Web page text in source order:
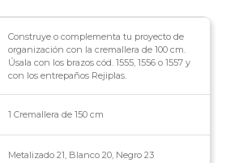
Construye o complementa tu proyecto de
organización con la cremallera de 100 cm.
Úsala con los brazos cód. 1555, 1556 o 1557 y
con los entrepaños Rejiplas.
1 Cremallera de 150 cm
Metalizado 21, Blanco 20, Negro 23